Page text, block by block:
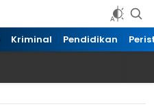
Kriminal Pendidikan